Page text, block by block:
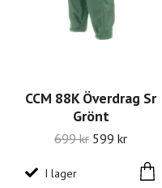
CCM 88K Överdrag Sr
Grönt
699 kr 599 kr
I lager